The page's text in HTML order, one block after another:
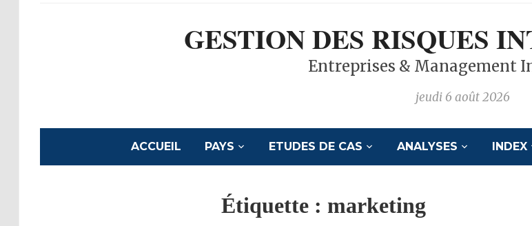
GESTION DES RISQUES
Entreprises & Management
jeudi 6 août 2026
ACCUEIL PAYS ETUDES DE CAS ANALYSES INDEX
Étiquette : marketing